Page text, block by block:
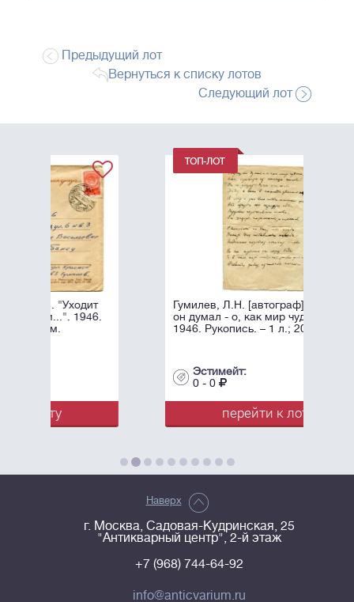
Предыдущий лот
Вернуться к списку лотов
Следующий лот
Гумилев, Л.Н. [автограф]. "Глупец,
он думал - о, как мир чудесен...".
1946. Рукопись. – 1 л.; 20х15 см.
перейти к лоту
Наверх
г. Москва, Садовая-Кудринская, 25
"Антикварный центр", 2-й этаж
+7 (968) 744-64-92
info@anticvarium.ru